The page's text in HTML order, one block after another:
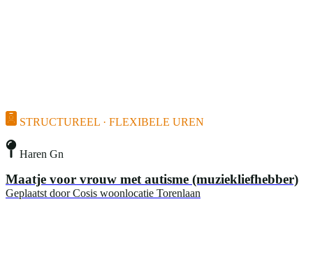
STRUCTUREEL · FLEXIBELE UREN
Haren Gn
Maatje voor vrouw met autisme (muziekliefhebber)
Geplaatst door Cosis woonlocatie Torenlaan